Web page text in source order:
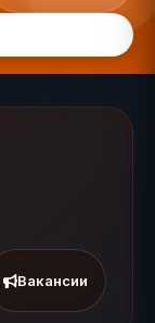
Вакансии